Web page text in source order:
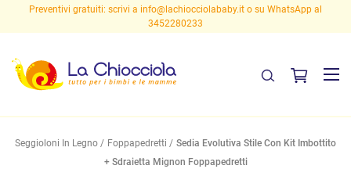
Preventivi gratuiti: scrivi a info@lachiocciolababy.it o su WhatsApp al
3452280233
Seggioloni In Legno Foppapedretti
Sedia Evolutiva Stile Con Kit Imbottito
+ Sdraietta Mignon Foppapedretti